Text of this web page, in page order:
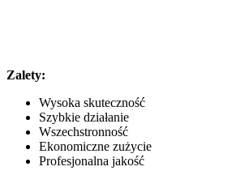
Zalety:
Wysoka skuteczność
Szybkie działanie
Wszechstronność
Ekonomiczne zużycie
Profesjonalna jakość